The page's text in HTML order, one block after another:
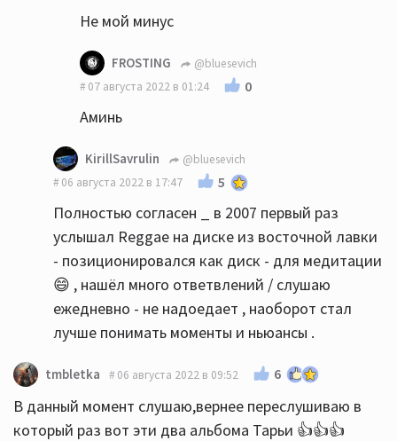
Не мой минус
FROSTING
@bluesevich
07 августа 2022 в 01:24
0
Аминь
KirillSavrulin
@bluesevich
06 августа 2022 в 17:47
5
Полностью согласен _ в 2007 первый раз
услышал Reggae на диске из восточной лавки
- позиционировался как диск - для медитации
😄 , нашёл много ответвлений / слушаю
ежедневно - не надоедает , наоборот стал
лучше понимать моменты и ньюансы .
tmbletka 06 августа 2022 в 09:52 6
В данный момент слушаю,вернее переслушиваю в
который раз вот эти два альбома Тарьи 👍👍👍